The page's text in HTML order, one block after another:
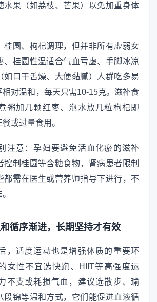
水果（如荔枝、芒果）以免加重身体
桂圆、枸杞调理，但并非所有虚弱女
、桂圆性温适合气血亏虚、手脚冰凉
如口干舌燥、大便黏腻）人群吃多易
相对温和，每天只需10-15克。滋补食
粥加几颗红枣、泡水放几粒枸杞即
或过量食用。
注意：孕妇要避免活血化瘀的滋补
控制桂圆等含糖食物，肾病患者限制
都需在医生或营养师指导下进行，不
循序渐进，长期坚持才有效
，适度运动也是增强体质的重要环
女性不宜选快跑、HIIT等高强度运
不支或耗损气血，建议选散步、瑜
段锦等温和方式，它们能促进血液循